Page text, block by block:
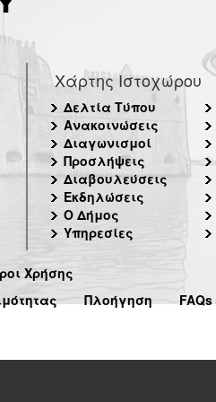
Χάρτης Ιστοχώρου
Δελτία Τύπου
Ανακοινώσεις
Διαγωνισμοί
Προσλήψεις
Διαβουλεύσεις
Εκδηλώσεις
Ο Δήμος
Υπηρεσίες
Χρήσης
Πλοήγηση FAQs